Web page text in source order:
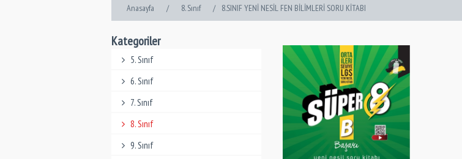
Anasayfa / 8. Sınıf / 8.SINIF YENİ NESİL FEN BİLİMLERİ SORU KİTABI
Kategoriler
5. Sınıf
6. Sınıf
7. Sınıf
8. Sınıf
9. Sınıf